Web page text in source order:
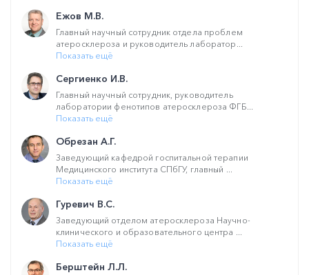
Ежов М.В.
Главный научный сотрудник отдела проблем
атеросклероза и руководитель лаборатор...
Показать ещё
Сергиенко И.В.
Главный научный сотрудник, руководитель
лаборатории фенотипов атеросклероза ФГБ...
Показать ещё
Обрезан А.Г.
Заведующий кафедрой госпитальной терапии
Медицинского института СПбГУ, главный ...
Показать ещё
Гуревич В.С.
Заведующий отделом атеросклероза Научно-
клинического и образовательного центра ...
Показать ещё
Берштейн Л.Л.